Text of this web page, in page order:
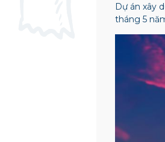
Dự án xây
tháng 5